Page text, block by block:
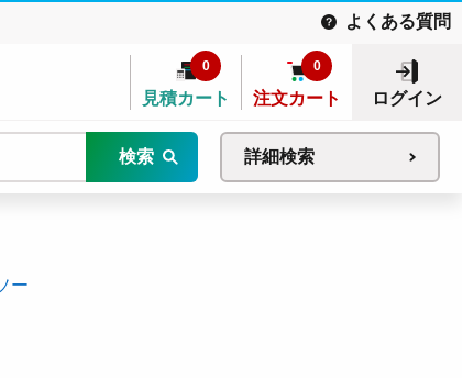
よくある質問
見積カート
0
注文カート
0
ログイン
検索 詳細検索
ー